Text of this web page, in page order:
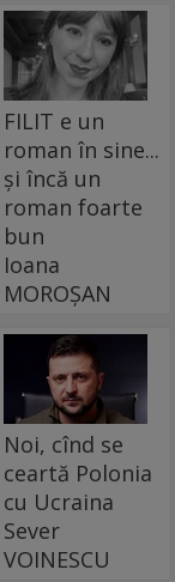
FILIT e un
roman în sine...
și încă un
roman foarte
bun
Ioana
MOROȘAN
Noi, cînd se
ceartă Polonia
cu Ucraina
Sever
VOINESCU